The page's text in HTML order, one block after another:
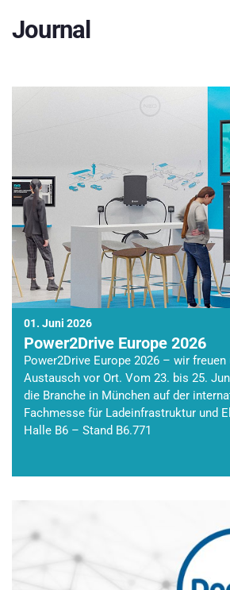
Journal
01. Juni 2026
Power2Drive Europe 2026
Power2Drive Europe 2026 – wir freuen
Austausch vor Ort. Vom 23. bis 25.
die Branche in München auf der
Fachmesse für Ladeinfrastruktur und
Halle B6 – Stand B6.771